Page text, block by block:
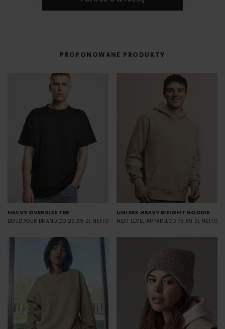
PROPONOWANE PRODUKTY
HEAVY OVERSIZE TEE
BUILD YOUR BRAND OD 20.69 ZŁ NETTO
UNISEX HEAVYWEIGHT HOODIE
NEXT LEVEL APPARELOD 75.89 ZŁ NETTO